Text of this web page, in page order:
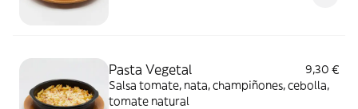
Pasta Vegetal
9,30 €
Salsa tomate, nata, champiñones, cebolla,
tomate natural